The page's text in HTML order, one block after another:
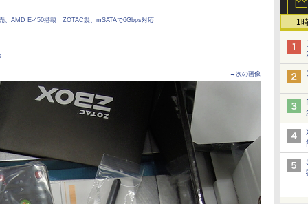
1
、AMD E-450搭載 ZOTAC製、mSATAで6Gbps対応
→次の画像